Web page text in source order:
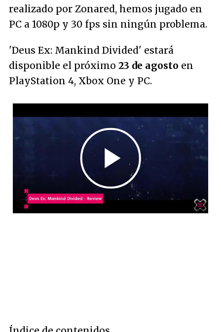
realizado por Zonared, hemos jugado en
PC a 1080p y 30 fps sin ningún problema.
'Deus Ex: Mankind Divided' estará
disponible el próximo 23 de agosto en
PlayStation 4, Xbox One y PC.